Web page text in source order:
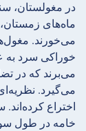
در مغولستان،
ماه‌های
می‌خورند.
خوراکی سرد به
می‌برند که در
می‌گیرد.
اختراع
خامه در طول